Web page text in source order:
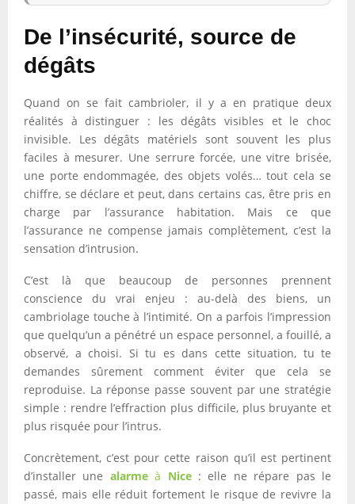
De l’insécurité, source de
dégâts
Quand on se fait cambrioler, il y a en pratique deux
réalités à distinguer : les dégâts visibles et le choc
invisible. Les dégâts matériels sont souvent les plus
faciles à mesurer. Une serrure forcée, une vitre brisée,
une porte endommagée, des objets volés… tout cela se
chiffre, se déclare et peut, dans certains cas, être pris en
charge par l’assurance habitation. Mais ce que
l’assurance ne compense jamais complètement, c’est la
sensation d’intrusion.
C’est là que beaucoup de personnes prennent
conscience du vrai enjeu : au-delà des biens, un
cambriolage touche à l’intimité. On a parfois l’impression
que quelqu’un a pénétré un espace personnel, a fouillé, a
observé, a choisi. Si tu es dans cette situation, tu te
demandes sûrement comment éviter que cela se
reproduise. La réponse passe souvent par une stratégie
simple : rendre l’effraction plus difficile, plus bruyante et
plus risquée pour l’intrus.
Concrètement, c’est pour cette raison qu’il est pertinent
d’installer une alarmeà Nice: elle ne répare pas le
passé, mais elle réduit fortement le risque de revivre la